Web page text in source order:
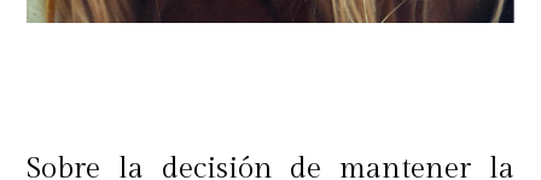
Sobre la decisión de mantener la